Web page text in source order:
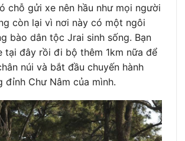
chỗ gửi xe nên hầu như mọi người
còn lại vì nơi này có một ngôi
bào dân tộc Jrai sinh sống. Bạn
tại đây rồi đi bộ thêm 1km nữa để
núi và bắt đầu chuyến hành
đỉnh Chư Nâm của mình.